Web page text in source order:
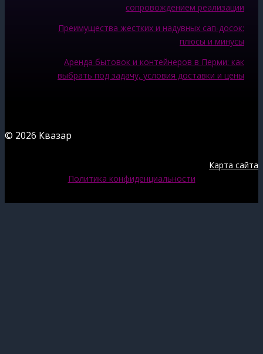
сопровождением реализации
Преимущества жестких и надувных сап-досок:
плюсы и минусы
Аренда бытовок и контейнеров в Перми: как
выбрать под задачу, условия доставки и цены
© 2026 Квазар
Карта сайта
Политика конфиденциальности